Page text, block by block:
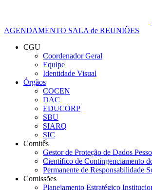
AGENDAMENTO SALA de REUNIÕES
CGU
Coordenador Geral
Equipe
Identidade Visual
Órgãos
COCEN
DAC
EDUCORP
SBU
SIARQ
SIC
Comitês
Gestor de Proteção de Dados
Científico de Contingenciamento
Permanente de Responsabilidade
Comissões
Planejamento Estratégico